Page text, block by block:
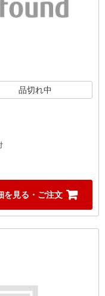
品切れ中
を見る・ご注文